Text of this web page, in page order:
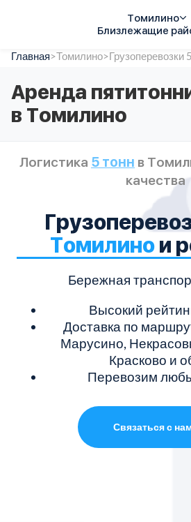
Томилино
Близлежащие
Услуги
Автопарк
Тарифы
Акции
Контакты
Главная>Томилино>Грузоперевозки
Аренда
в Томилино
Логистика 5 тонн в
качества
Томилинои
Бережная
Высокий
Доставка по
Марусино,
Красково и
Перевозим
Связаться с